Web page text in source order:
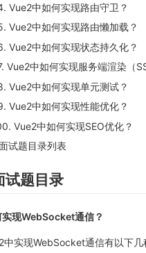
Vue2中如何实现路由守卫？
Vue2中如何实现路由懒加载？
Vue2中如何实现状态持久化？
Vue2中如何实现服务端渲染（
Vue2中如何实现单元测试？
Vue2中如何实现性能优化？
Vue2中如何实现SEO优化？
试题目录列表
试题目录
现WebSocket通信？
中实现WebSocket通信有以下几